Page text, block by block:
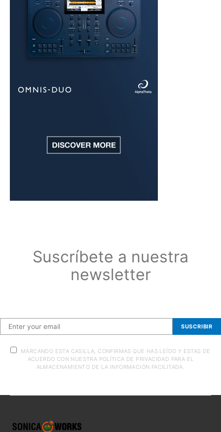
Suscríbete a nuestra
newsletter
SUSCRIBIR
MARCANDO ESTA CASILLA, CONFIRMAS QUE HAS LEÍDO Y ESTAS DE
ACUERDO CON NUESTRA POLÍTICA DE PRIVACIDAD PARA EL
ALMACENAMIENTO DE LA INFORMACIÓN FACILITADA.